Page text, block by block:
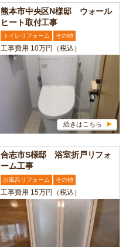
熊本市中央区N様邸 ウォール
ヒート取付工事
トイレリフォーム その他
工事費用 10万円（税込）
続きはこちら
合志市S様邸 浴室折戸リフォ
ーム工事
お風呂リフォーム その他
工事費用 15万円（税込）